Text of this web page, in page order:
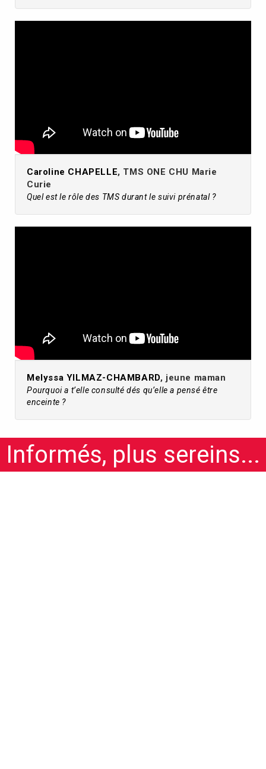
Caroline CHAPELLE, TMS ONE CHU Marie
Curie
Quel est le rôle des TMS durant le suivi prénatal ?
Melyssa YILMAZ-CHAMBARD, jeune maman
Pourquoi a t’elle consulté dés qu’elle a pensé être
enceinte ?
Informés, plus sereins...